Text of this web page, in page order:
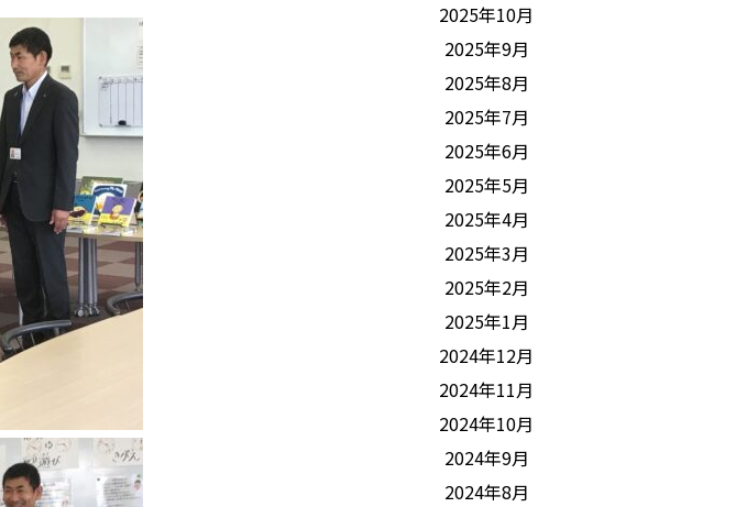
2025年10月
2025年9月
2025年8月
2025年7月
2025年6月
2025年5月
2025年4月
2025年3月
2025年2月
2025年1月
2024年12月
2024年11月
2024年10月
2024年9月
2024年8月